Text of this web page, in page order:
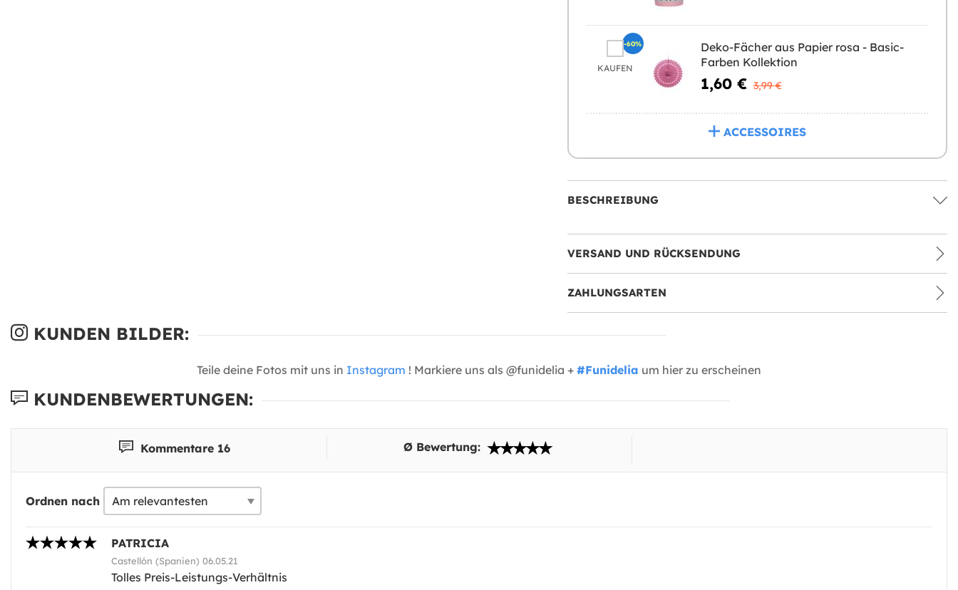
KAUFEN
Deko-Fächer aus Papier rosa - Basic-
Farben Kollektion
1,60 € 3,99 €
-60%
ACCESSOIRES
BESCHREIBUNG
VERSAND UND RÜCKSENDUNG
ZAHLUNGSARTEN
KUNDEN BILDER:
Teile deine Fotos mit uns in Instagram ! Markiere uns als @funidelia + #Funidelia um hier zu erscheinen
KUNDENBEWERTUNGEN:
Kommentare 16 Ø Bewertung:
Ordnen nach
PATRICIA
Castellón (Spanien) 06.05.21
Tolles Preis-Leistungs-Verhältnis